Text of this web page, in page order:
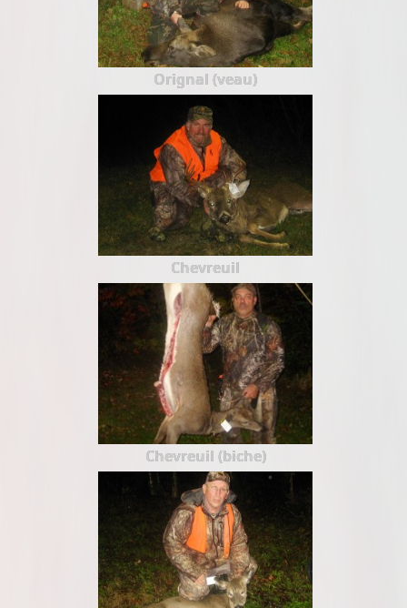
Orignal (veau)
Chevreuil
Chevreuil (biche)